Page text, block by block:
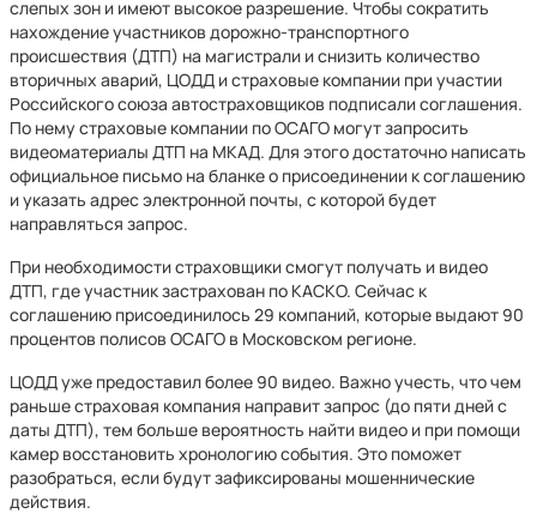
слепых зон и имеют высокое разрешение. Чтобы сократить
нахождение участников дорожно-транспортного
происшествия (ДТП) на магистрали и снизить количество
вторичных аварий, ЦОДД и страховые компании при участии
Российского союза автостраховщиков подписали соглашения.
По нему страховые компании по ОСАГО могут запросить
видеоматериалы ДТП на МКАД. Для этого достаточно написать
официальное письмо на бланке о присоединении к соглашению
и указать адрес электронной почты, с которой будет
направляться запрос.
При необходимости страховщики смогут получать и видео
ДТП, где участник застрахован по КАСКО. Сейчас к
соглашению присоединилось 29 компаний, которые выдают 90
процентов полисов ОСАГО в Московском регионе.
ЦОДД уже предоставил более 90 видео. Важно учесть, что чем
раньше страховая компания направит запрос (до пяти дней с
даты ДТП), тем больше вероятность найти видео и при помощи
камер восстановить хронологию события. Это поможет
разобраться, если будут зафиксированы мошеннические
действия.